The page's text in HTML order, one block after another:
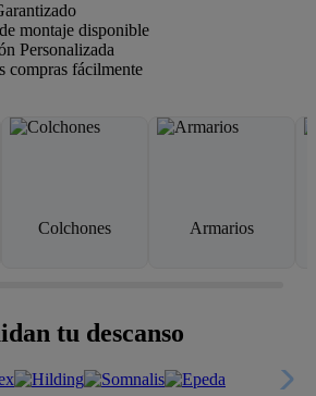
montaje disponible
Personalizada
compras fácilmente
Colchones Armarios
tu descanso